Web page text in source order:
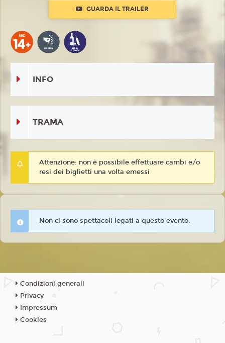
GUARDA IL TRAILER
INFO
TRAMA
Attenzione: non è possibile effettuare cambi e/o
resi dei biglietti una volta emessi
Non ci sono spettacoli legati a questo evento.
Condizioni generali
Privacy
Impressum
Cookies